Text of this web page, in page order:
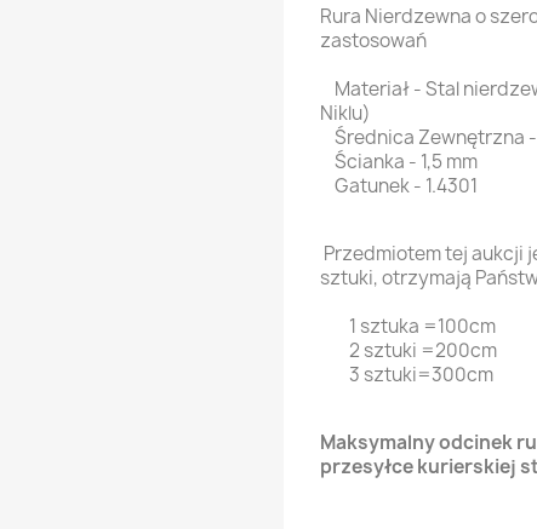
Rura Nierdzewna o
zastosowań
Materiał - Stal
Niklu)
Średnica Zewnętrzna
Ścianka - 1,5 mm
Gatunek - 1.4301
Przedmiotem tej aukcji
sztuki, otrzymają
1 sztuka =100cm
2 sztuki =200cm
3 sztuki=300cm
Maksymalny odcinek
przesyłce kurierskiej